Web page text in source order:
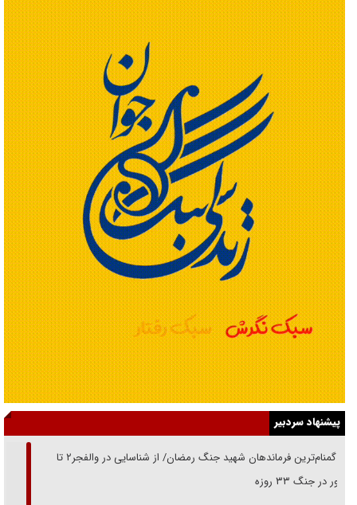
پیشنهاد سردبیر
از گمنام‌ترین فرماندهان شهید جنگ رمضان/ از شناسایی در والفجر۲ تا
حضور در جنگ ۳۳ روزه